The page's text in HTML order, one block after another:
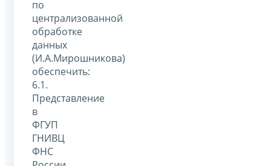
по
централизованной
обработке
данных
(И.А.Мирошникова)
обеспечить:
6.1.
Представление
в
ФГУП
ГНИВЦ
ФНС